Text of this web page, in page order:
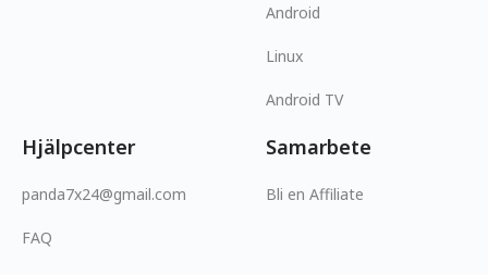
Android
Linux
Android TV
Hjälpcenter
panda7x24@gmail.com
FAQ
Samarbete
Bli en Affiliate